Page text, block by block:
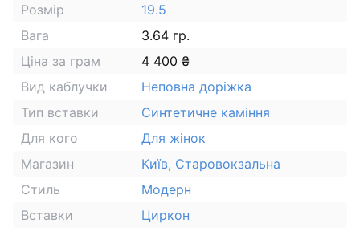
Розмір
19.5
Вага
3.64 гр.
Ціна за грам
4 400 ₴
Вид каблучки
Неповна доріжка
Тип вставки
Синтетичне каміння
Для кого
Для жінок
Магазин
Київ, Старовокзальна
Стиль
Модерн
Вставки
Циркон